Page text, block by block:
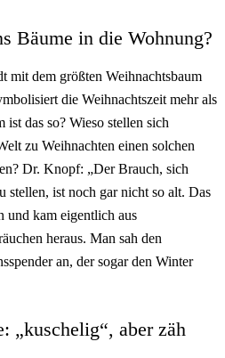
Bäume in die Wohnung?
mit dem größten Weihnachtsbaum
die Weihnachtszeit mehr als
das so? Wieso stellen sich
zu Weihnachten einen solchen
Dr. Knopf: „Der Brauch, sich
stellen, ist noch gar nicht so alt. Das
und kam eigentlich aus
heraus. Man sah den
an, der sogar den Winter
„kuschelig“, aber zäh